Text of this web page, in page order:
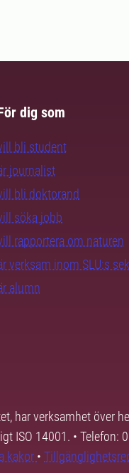
dig som
bli student
journalist
bli doktorand
söka jobb
rapportera om naturen
verksam inom SLU:s
alumn
har verksamhet över
ISO 14001. • Telefon:
kakor •